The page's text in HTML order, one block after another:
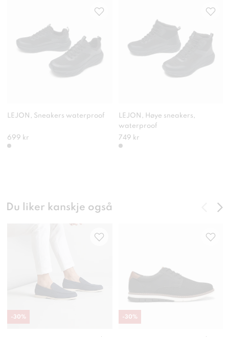
LEJON, Sneakers waterproof
699 kr
LEJON, Høye sneakers,
waterproof
749 kr
Du liker kanskje også
-30% -30%